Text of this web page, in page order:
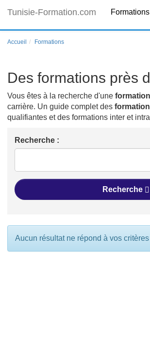
Tunisie-Formation.com Formations
Accueil Formations
Des formations près
Vous êtes à la recherche d'une
carrière. Un guide complet des
qualifiantes et des formations inter et
Recherche :
Recherche
Aucun résultat ne répond à vos